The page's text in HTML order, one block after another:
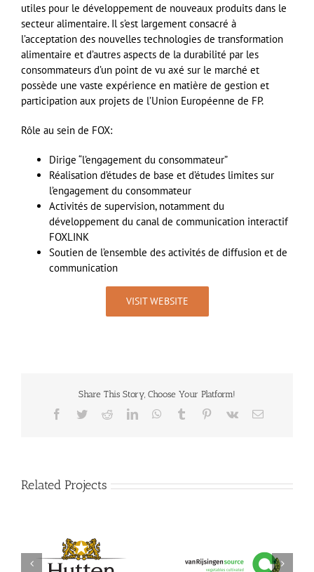
utiles pour le développement de nouveaux produits dans le
secteur alimentaire. Il s’est largement consacré à
l’acceptation des nouvelles technologies de transformation
alimentaire et d’autres aspects de la durabilité par les
consommateurs d’un point de vu axé sur le marché et
possède une vaste expérience en matière de gestion et
participation aux projets de l’Union Européenne de FP.
Rôle au sein de FOX:
Dirige “l’engagement du consommateur”
Réalisation d’études de base et d’études limites sur
l’engagement du consommateur
Activités de supervision, notamment du
développement du canal de communication interactif
FOXLINK
Soutien de l’ensemble des activités de diffusion et de
communication
VISIT WEBSITE
Share This Story, Choose Your Platform!
Facebook
TwitterRedditLinkedInWhatsApp
Tumblr Pinterest
Vk Email
Related Projects